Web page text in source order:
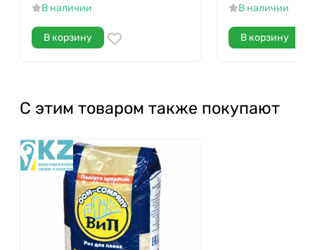
В наличии
В корзину
В наличии
В корзину
С этим товаром также покупают